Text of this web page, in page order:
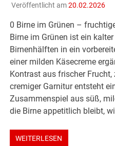
Veröffentlicht am20.02.2026
0 Birne im Grünen –
Birne im Grünen ist ein
Birnenhälften in ein
einer milden Käsecreme
Kontrast aus frischer
cremiger Garnitur entsteht
Zusammenspiel aus süß,
die Birne appetitlich bleibt,
WEITERLESEN